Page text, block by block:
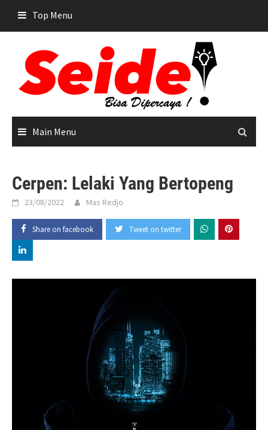
content
Top Menu
Main Menu
Cerpen: Lelaki Yang Bertopeng
23/08/2022 Mas Redjo
Share on facebook Tweet on twitter